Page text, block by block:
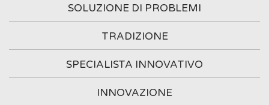
SOLUZIONE DI PROBLEMI
TRADIZIONE
SPECIALISTA INNOVATIVO
INNOVAZIONE